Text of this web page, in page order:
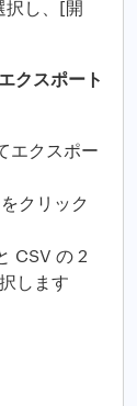
択し、[開
クスポート
エクスポー
クリック
CSV の 2
します